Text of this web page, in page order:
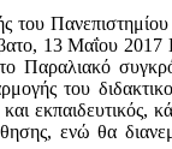
13 Μαΐου 2017
Παραλιακό
του
ενώ θα